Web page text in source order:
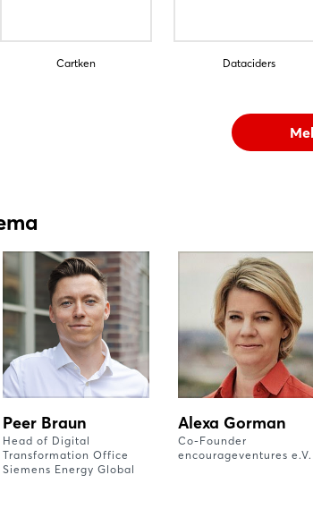
Cartken Dataciders
Peer Braun
Head of Digital
Transformation Office
Siemens Energy Global
Alexa Gorman
Co-Founder
encourageventures e.V.